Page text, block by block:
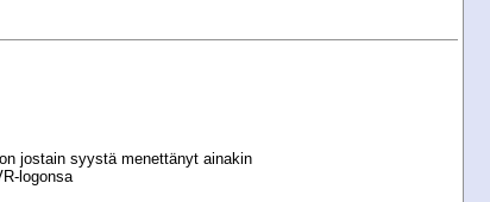
jostain syystä menettänyt ainakin
​logonsa